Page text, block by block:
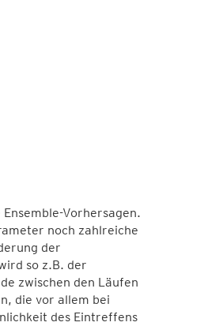
Vorhersagen.
noch zahlreiche
der
so z.B. der
zwischen den Läufen
die vor allem bei
des Eintreffens